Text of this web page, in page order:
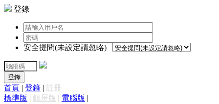
登錄
安全提問(未設定請忽略)
登錄
首頁 | 登錄 | 註冊
標準版 | 觸屏版 | 電腦版 |